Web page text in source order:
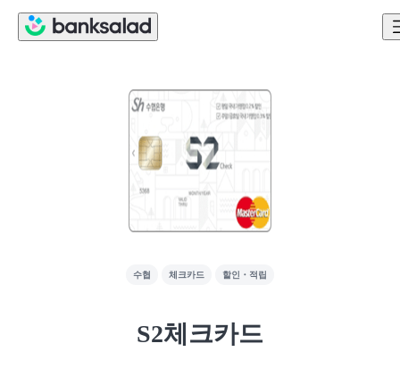
수협 체크카드 할인・적립
S2체크카드